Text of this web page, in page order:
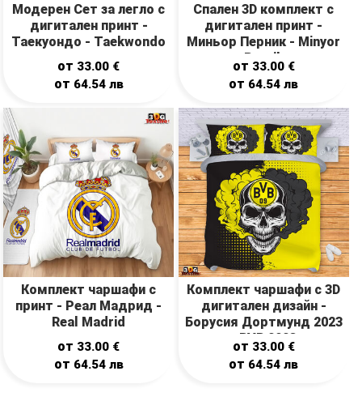
Модерен Сет за легло с
дигитален принт -
Таекуондо - Taekwondo
от 33.00 €
от 64.54 лв
Спален 3D комплект с
дигитален принт -
Миньор Перник - Minyor
Pernik
от 33.00 €
от 64.54лв
Комплект чаршафи с
принт - Реал Мадрид -
Real Madrid
от 33.00 €
от 64.54 лв
Комплект чаршафи с 3D
дигитален дизайн -
Борусия Дортмунд 2023
- BVB 2023
от 33.00 €
от 64.54лв